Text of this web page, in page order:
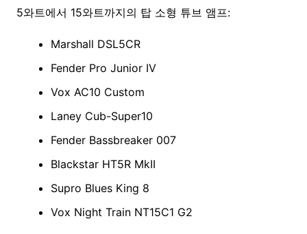
5와트에서 15와트까지의 탑 소형 튜브 앰프:
Marshall DSL5CR
Fender Pro Junior IV
Vox AC10 Custom
Laney Cub-Super10
Fender Bassbreaker 007
Blackstar HT5R MkII
Supro Blues King 8
Vox Night Train NT15C1 G2